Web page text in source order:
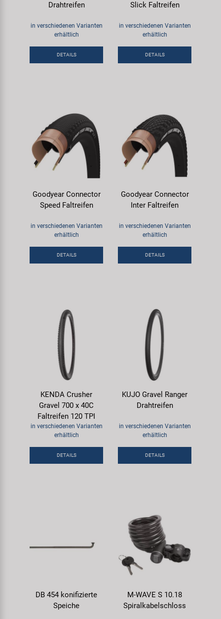
Drahtreifen
in verschiedenen Varianten
erhältlich
DETAILS
Slick Faltreifen
in verschiedenen Varianten
erhältlich
DETAILS
Goodyear Connector
Speed Faltreifen
in verschiedenen Varianten
erhältlich
DETAILS
Goodyear Connector
Inter Faltreifen
in verschiedenen Varianten
erhältlich
DETAILS
KENDA Crusher
Gravel 700 x 40C
Faltreifen 120 TPI
in verschiedenen Varianten
erhältlich
DETAILS
KUJO Gravel Ranger
Drahtreifen
in verschiedenen Varianten
erhältlich
DETAILS
DB 454 konifizierte
Speiche
M-WAVE S 10.18
Spiralkabelschloss